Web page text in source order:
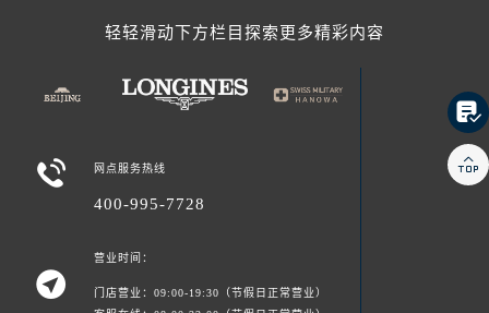
轻轻滑动下方栏目探索更多精彩内容
 网点服务热线
400-995-7728

营业时间：
门店营业：09:00-19:30（节假日正常营业）

